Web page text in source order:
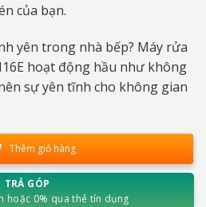
của bạn.
yên trong nhà bếp? Máy rửa
hoạt động hầu như không
sự yên tĩnh cho không gian
Thêm giỏ hàng
TRẢ GÓP
hoặc 0% qua thẻ tín dụng